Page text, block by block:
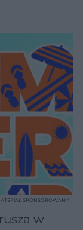
w
SPONSOROWANY